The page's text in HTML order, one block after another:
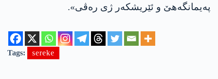
پەیمانگەهێ و ئێریشکەر ژی رەڤی».
Tags: sereke